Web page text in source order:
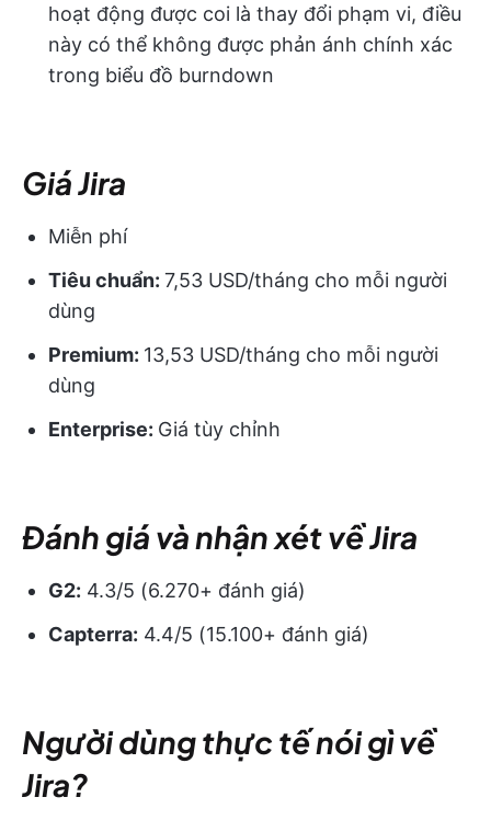
hoạt động được coi là thay đổi phạm vi, điều
này có thể không được phản ánh chính xác
trong biểu đồ burndown
Giá Jira
Miễn phí
Tiêu chuẩn: 7,53 USD/tháng cho mỗi người
dùng
Premium: 13,53 USD/tháng cho mỗi người
dùng
Enterprise: Giá tùy chỉnh
Đánh giá và nhận xét về Jira
G2: 4.3/5 (6.270+ đánh giá)
Capterra: 4.4/5 (15.100+ đánh giá)
Người dùng thực tế nói gì về
Jira?